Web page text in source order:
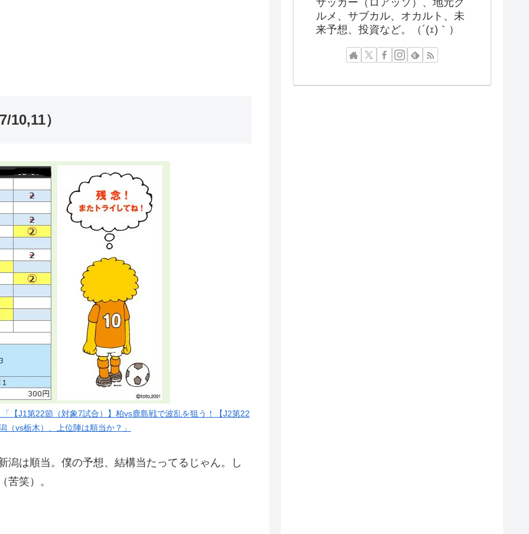
）
【J1第22節（対象7試合）】柏vs鹿島戦で波乱を狙う！【J2第22
vs栃木）、上位陣は順当か？」
潟は順当。僕の予想、結構当たってるじゃん。し
苦笑）。
サッカー（ロアッソ）、地元グ
ルメ、サブカル、オカルト、未
来予想、投資など。（´(ｪ)｀）